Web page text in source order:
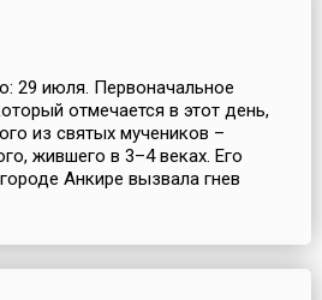
29 июля. Первоначальное
отмечается в этот день,
из святых мучеников –
жившего в 3–4 веках. Его
Анкире вызвала гнев